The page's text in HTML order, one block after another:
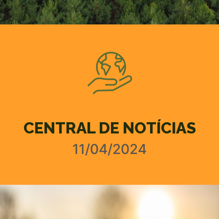
CENTRAL DE NOTÍCIAS
11/04/2024